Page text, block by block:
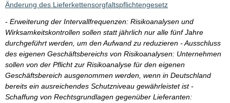
Änderung des Lieferkettensorgfaltspflichtengesetz
- Erweiterung der Intervallfrequenzen: Risikoanalysen und
Wirksamkeitskontrollen sollen statt jährlich nur alle fünf Jahre
durchgeführt werden, um den Aufwand zu reduzieren - Ausschluss
des eigenen Geschäftsbereichs von Risikoanalysen: Unternehmen
sollen von der Pflicht zur Risikoanalyse für den eigenen
Geschäftsbereich ausgenommen werden, wenn in Deutschland
bereits ein ausreichendes Schutzniveau gewährleistet ist -
Schaffung von Rechtsgrundlagen gegenüber Lieferanten: